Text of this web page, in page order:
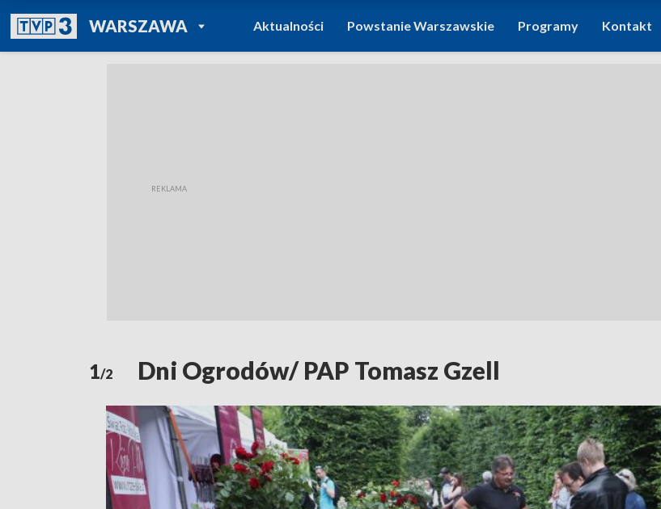
WARSZAWAPOWRÓT DO
TVP REGIONY
Aktualności Powstanie Warszawskie Programy Kontakt
1/2 Dni Ogrodów/ PAP Tomasz Gzell